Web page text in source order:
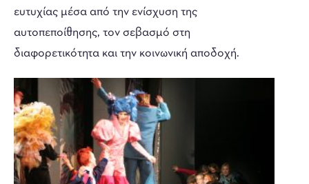
ευτυχίας μέσα από την ενίσχυση της
αυτοπεποίθησης, τον σεβασμό στη
διαφορετικότητα και την κοινωνική αποδοχή.